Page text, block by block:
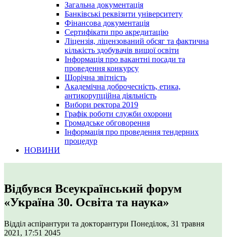
Загальна документація
Банківські реквізити університету
Фінансова документація
Сертифікати про акредитацію
Ліцензія, ліцензований обсяг та фактична
кількість здобувачів вищої освіти
Інформація про вакантні посади та
проведення конкурсу
Щорічна звітність
Академічна доброчесність, етика,
антикорупційна діяльність
Вибори ректора 2019
Графік роботи служби охорони
Громадське обговорення
Інформація про проведення тендерних
процедур
НОВИНИ
Відбувся Всеукраїнський форум
«Україна 30. Освіта та наука»
Відділ аспірантури та докторантури Понеділок, 31 травня
2021, 17:51 2045